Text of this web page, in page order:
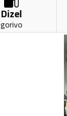
Dizel
gorivo